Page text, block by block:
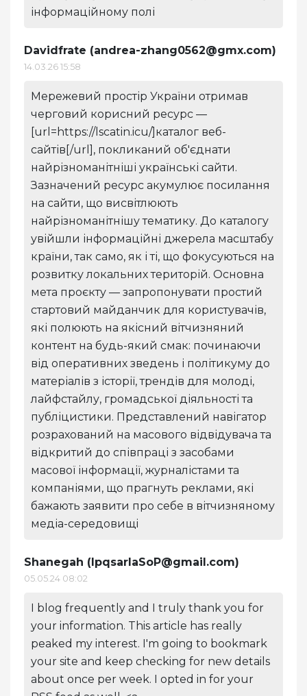
інформаційному полі
Davidfrate (andrea-zhang0562@gmx.com)
14.03.26 15:58
Мережевий простір України отримав
черговий корисний ресурс —
[url=https://lscatin.icu/]каталог веб-
сайтів[/url], покликаний об'єднати
найрізноманітніші українські сайти.
Зазначений ресурс акумулює посилання
на сайти, що висвітлюють
найрізноманітнішу тематику. До каталогу
увійшли інформаційні джерела масштабу
країни, так само, як і ті, що фокусуються на
розвитку локальних територій. Основна
мета проєкту — запропонувати простий
стартовий майданчик для користувачів,
які полюють на якісний вітчизняний
контент на будь-який смак: починаючи
від оперативних зведень і політикуму до
матеріалів з історії, трендів для молоді,
лайфстайлу, громадської діяльності та
публіцистики. Представлений навігатор
розрахований на масового відвідувача та
відкритий до співпраці з засобами
масової інформації, журналістами та
компаніями, що прагнуть реклами, які
бажають заявити про себе в вітчизняному
медіа-середовищі
Shanegah (lpqsarlaSoP@gmail.com)
05.05.24 08:02
I blog frequently and I truly thank you for
your information. This article has really
peaked my interest. I'm going to bookmark
your site and keep checking for new details
about once per week. I opted in for your